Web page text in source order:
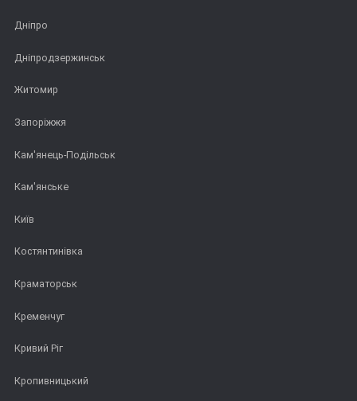
Дніпро
Дніпродзержинськ
Житомир
Запоріжжя
Кам'янець-Подільськ
Кам'янське
Київ
Костянтинівка
Краматорськ
Кременчуг
Кривий Ріг
Кропивницький